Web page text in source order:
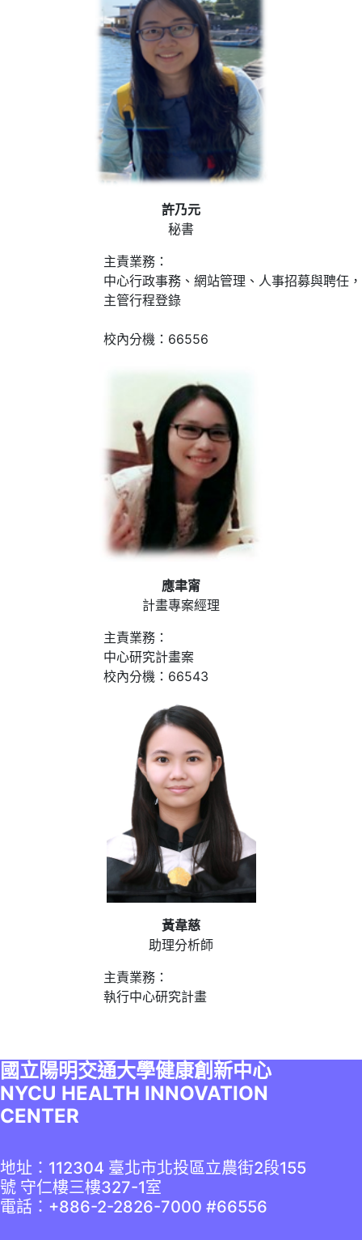
許乃元
秘書
主責業務：
中心行政事務、網站管理、人事招募與聘任，
主管行程登錄
校內分機：66556
應聿甯
計畫專案經理
主責業務：
中心研究計畫案
校內分機：66543
黃韋慈
助理分析師
主責業務：
執行中心研究計畫
國立陽明交通大學健康創新中心
NYCU HEALTH INNOVATION
CENTER
地址：112304 臺北市北投區立農街2段155
號 守仁樓三樓327-1室
電話：+886-2-2826-7000 #66556